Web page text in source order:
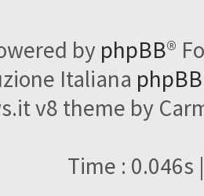
by phpBB®
Italiana
v8 theme by
Time : 0.046s